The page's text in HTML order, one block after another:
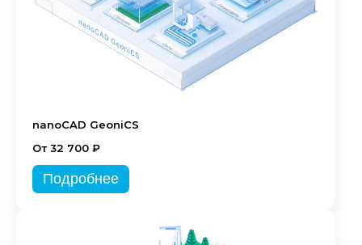
nanoCAD GeoniCS
От 32 700 ₽
Подробнее